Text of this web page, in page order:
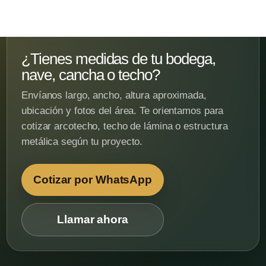
¿Tienes medidas de tu bodega,
nave, cancha o techo?
Envíanos largo, ancho, altura aproximada,
ubicación y fotos del área. Te orientamos para
cotizar arcotecho, techo de lámina o estructura
metálica según tu proyecto.
Cotizar por WhatsApp
Llamar ahora